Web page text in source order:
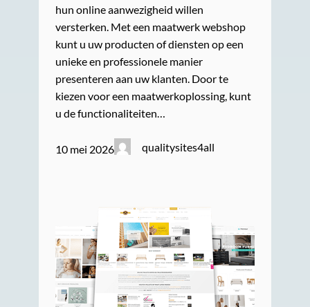
hun online aanwezigheid willen
versterken. Met een maatwerk webshop
kunt u uw producten of diensten op een
unieke en professionele manier
presenteren aan uw klanten. Door te
kiezen voor een maatwerkoplossing, kunt
u de functionaliteiten…
10 mei 2026 qualitysites4all